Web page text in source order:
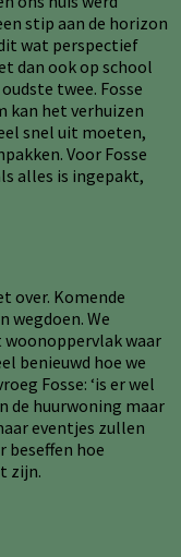
stip aan de horizon
wat perspectief
dan ook op school
twee. Fosse
kan het verhuizen
snel uit moeten,
Voor Fosse
alles is ingepakt,
over. Komende
wegdoen. We
woonoppervlak waar
benieuwd hoe we
Fosse: ‘is er wel
de huurwoning maar
eventjes zullen
beseffen hoe
zijn.